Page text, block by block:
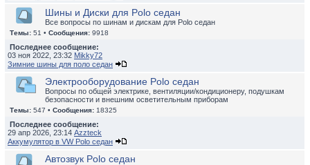
Шины и Диски для Polo седан
Все вопросы по шинам и дискам для Polo седан
Темы: 51 • Сообщения: 9918
Последнее сообщение:
03 ноя 2022, 23:32 Mikky72
Зимние шины для поло седан
Электрооборудование Polo седан
Вопросы по общей электрике, вентиляции/кондиционеру, подушкам
безопасности и внешним осветительным приборам
Темы: 547 • Сообщения: 18325
Последнее сообщение:
29 апр 2026, 23:14 Azzteck
Аккумулятор в VW Polo седан
Автозвук Polo седан